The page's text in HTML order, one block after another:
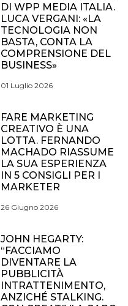
DI WPP MEDIA ITALIA.
LUCA VERGANI: «LA
TECNOLOGIA NON
BASTA, CONTA LA
COMPRENSIONE DEL
BUSINESS»
01 Luglio 2026
FARE MARKETING
CREATIVO È UNA
LOTTA. FERNANDO
MACHADO RIASSUME
LA SUA ESPERIENZA
IN 5 CONSIGLI PER I
MARKETER
26 Giugno 2026
JOHN HEGARTY:
“FACCIAMO
DIVENTARE LA
PUBBLICITÀ
INTRATTENIMENTO,
ANZICHÉ STALKING.